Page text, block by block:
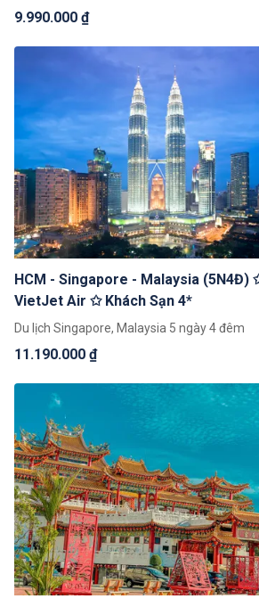
9.990.000 ₫
HCM - Singapore - Malaysia (5N4Đ)
VietJet Air ✩ Khách Sạn 4*
Du lịch Singapore, Malaysia 5 ngày 4 đêm
11.190.000 ₫